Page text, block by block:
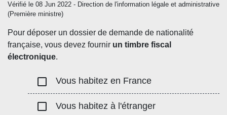
Vérifié le 08 Jun 2022 - Direction de l'information légale et administrative
(Première ministre)
Pour déposer un dossier de demande de nationalité
française, vous devez fournir un timbre fiscal
électronique.
check_box_outline_blank Vous habitez en France
check_box_outline_blank Vous habitez à l'étranger